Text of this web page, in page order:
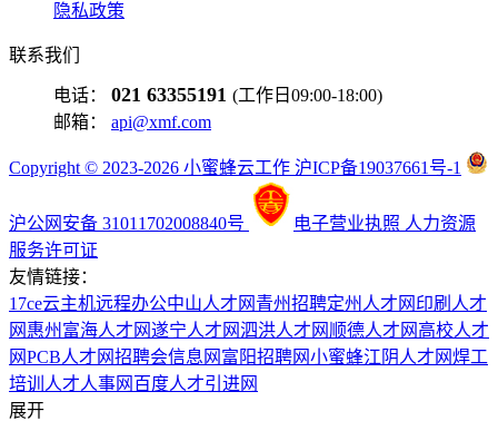
隐私政策
联系我们
电话： 021 63355191 (工作日09:00-18:00)
邮箱： api@xmf.com
Copyright © 2023-2026 小蜜蜂云工作 沪ICP备19037661号-1
沪公网安备 31011702008840号 电子营业执照 人力资源
服务许可证
友情链接：
17ce云主机远程办公中山人才网 青州招聘定州人才网 印刷人才
网 惠州富海人才网遂宁人才网泗洪人才网 顺德人才网 高校人才
网PCB人才网招聘会信息网 富阳招聘网小蜜蜂江阴人才网焊工
培训 人才人事网 百度人才引进网
展开